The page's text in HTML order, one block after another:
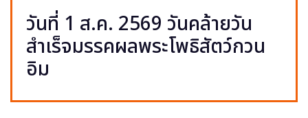
วันที่ 1 ส.ค. 2569 วันคล้ายวัน
สำเร็จมรรคผลพระโพธิสัตว์กวน
อิม